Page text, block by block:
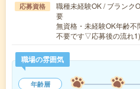
応募資格
職種未経験OK / ブランク
要
無資格・未経験OK年齢
不要です▽応募後の流れ
職場の雰囲気
年齢層